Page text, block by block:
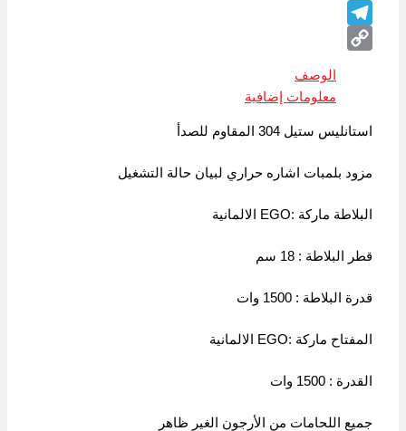
WhatsApp
Telegram
الوصف
معلومات إضافية
استانليس ستيل 304 المقاوم للصدأ
مزود بلمبات اشاره حراري لبيان حالة التشغيل
البلاطة ماركة :EGO الالمانية
قطر البلاطة : 18 سم
قدرة البلاطة : 1500 وات
المفتاح ماركة :EGO الالمانية
القدرة : 1500 وات
جميع اللحامات من الأرجون الغير ظاهر